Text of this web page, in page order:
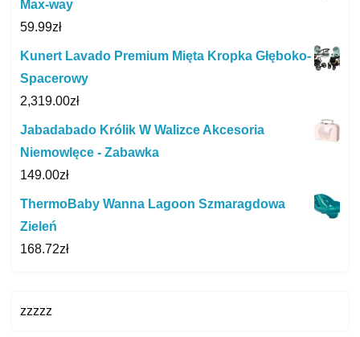
Max-way
59.99zł
Kunert Lavado Premium Mięta Kropka Głęboko-
Spacerowy
2,319.00zł
Jabadabado Królik W Walizce Akcesoria
Niemowlęce - Zabawka
149.00zł
ThermoBaby Wanna Lagoon Szmaragdowa
Zieleń
168.72zł
zzzzz